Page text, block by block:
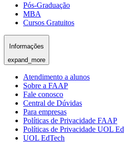
Pós-Graduação
MBA
Cursos Gratuitos
Informações
expand_more
Atendimento a alunos
Sobre a FAAP
Fale conosco
Central de Dúvidas
Para empresas
Políticas de Privacidade FAAP
Políticas de Privacidade UOL
UOL EdTech